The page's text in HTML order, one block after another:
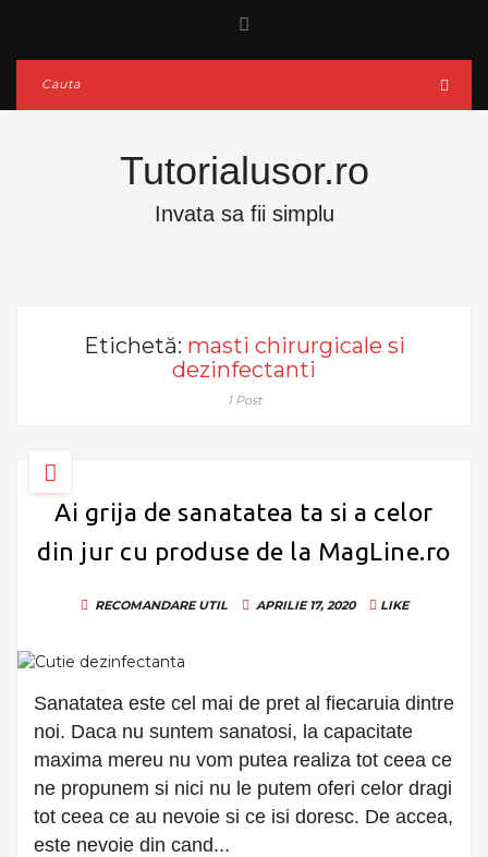
Tutorialusor.ro
Invata sa fii simplu
Etichetă: masti chirurgicale si
dezinfectanti
1 Post
Ai grija de sanatatea ta si a celor
din jur cu produse de la MagLine.ro
RECOMANDARE UTIL APRILIE 17, 2020 LIKE
Sanatatea este cel mai de pret al fiecaruia dintre
noi. Daca nu suntem sanatosi, la capacitate
maxima mereu nu vom putea realiza tot ceea ce
ne propunem si nici nu le putem oferi celor dragi
tot ceea ce au nevoie si ce isi doresc. De accea,
este nevoie din cand...